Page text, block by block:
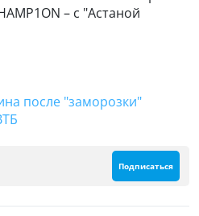
– с "Астаной
после "заморозки"
Подписаться